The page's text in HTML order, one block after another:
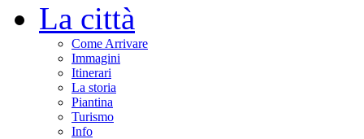
La città
Come Arrivare
Immagini
Itinerari
La storia
Piantina
Turismo
Info